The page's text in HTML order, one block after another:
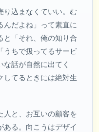
り込まなくていい。む
んだよね」って素直に
と「それ、俺の知り合
うちで扱ってるサービ
な話が自然に出てく
してるときには絶対生
人と、お互いの顧客を
ある。向こうはデザイ